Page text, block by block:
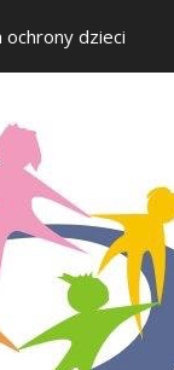
ochrony dzieci